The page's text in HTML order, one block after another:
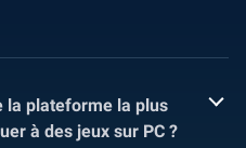
la plateforme la plus
à des jeux sur PC ?